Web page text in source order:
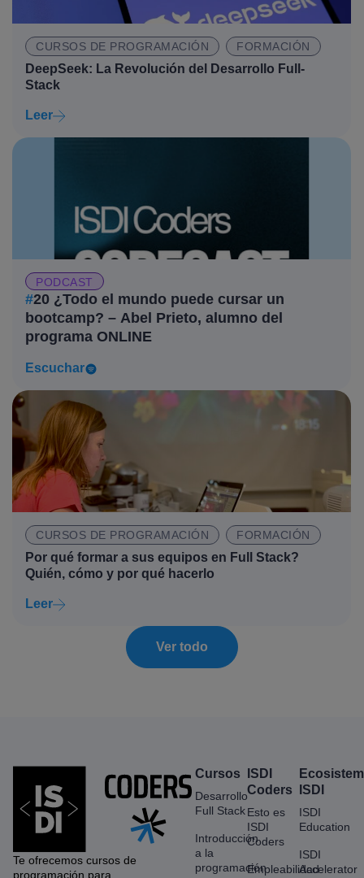
CURSOS DE PROGRAMACIÓN FORMACIÓN
DeepSeek: La Revolución del Desarrollo Full-
Stack
Leer
PODCAST
#20 ¿Todo el mundo puede cursar un
bootcamp? – Abel Prieto, alumno del
programa ONLINE
Escuchar
CURSOS DE PROGRAMACIÓN FORMACIÓN
Por qué formar a sus equipos en Full Stack?
Quién, cómo y por qué hacerlo
Leer
Ver todo
Te ofrecemos cursos de
programación para
Cursos
Desarrollo
Full Stack
Introducción
a la
programación
ISDI
Coders
Esto es
ISDI
Coders
Empleabilidad
ISDI
ISDI
Education
ISDI
Accelerator